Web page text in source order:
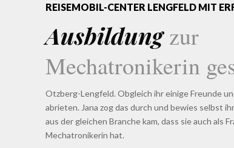
REISEMOBIL-CENTER LENGFELD MIT
Ausbildungzur
Mechatronikerin
Otzberg-Lengfeld. Obgleich ihr einige Freunde
abrieten. Jana zog das durch und bewies selbst
aus der gleichen Branche kam, dass sie auch als
Mechatronikerin hat.